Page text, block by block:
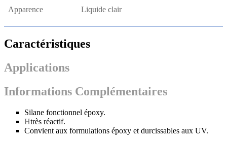
Apparence Liquide clair
Caractéristiques
Applications
Informations Complémentaires
Silane fonctionnel époxy.
Htrès réactif.
Convient aux formulations époxy et durcissables aux UV.